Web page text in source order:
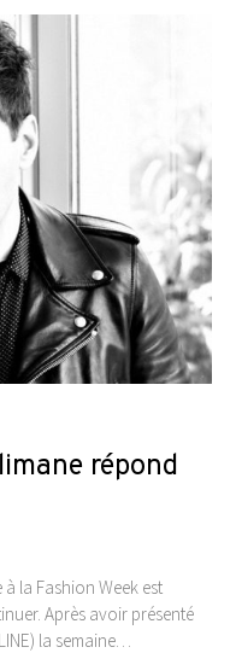
répond
la Fashion Week est
Après avoir présenté
la semaine…